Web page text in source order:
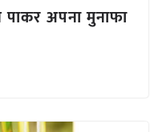
पाकर अपना मुनाफा